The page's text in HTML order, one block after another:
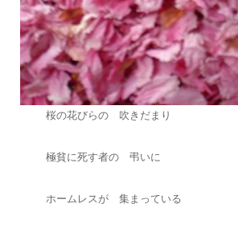
桜の花びらの 吹きだまり
極貧に死す者の 弔いに
ホームレスが 集まっている